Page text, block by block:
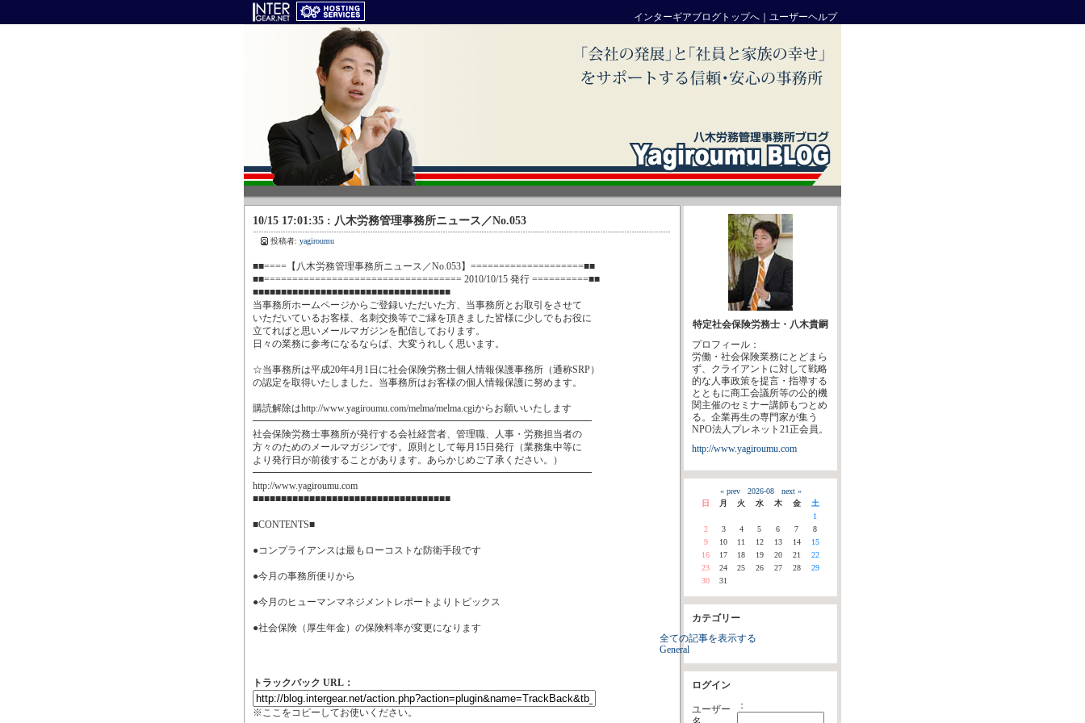
インターギアブログトップへ ユーザーヘルプ
10/15 17:01:35 : 八木労務管理事務所ニュース／No.053
投稿者: yagiroumu
■■====【八木労務管理事務所ニュース／No.053】====================■■
■■=================================== 2010/10/15 発行 ==========■■
■■■■■■■■■■■■■■■■■■■■■■■■■■■■■■■■■■■
当事務所ホームページからご登録いただいた方、当事務所とお取引をさせて
いただいているお客様、名刺交換等でご縁を頂きました皆様に少しでもお役に
立てればと思いメールマガジンを配信しております。
日々の業務に参考になるならば、大変うれしく思います。
☆当事務所は平成20年4月1日に社会保険労務士個人情報保護事務所（通称SRP）
の認定を取得いたしました。当事務所はお客様の個人情報保護に努めます。
購読解除はhttp://www.yagiroumu.com/melma/melma.cgiからお願いいたします
━━━━━━━━━━━━━━━━━━━━━━━━━━━━━━━━━━━
社会保険労務士事務所が発行する会社経営者、管理職、人事・労務担当者の
方々のためのメールマガジンです。原則として毎月15日発行（業務集中等に
より発行日が前後することがあります。あらかじめご了承ください。）
━━━━━━━━━━━━━━━━━━━━━━━━━━━━━━━━━━━
http://www.yagiroumu.com
■■■■■■■■■■■■■■■■■■■■■■■■■■■■■■■■■■■
■CONTENTS■
●コンプライアンスは最もローコストな防衛手段です
●今月の事務所便りから
●今月のヒューマンマネジメントレポートよりトピックス
●社会保険（厚生年金）の保険料率が変更になります
トラックバック URL：
※ここをコピーしてお使いください。
特定社会保険労務士・八木貴嗣
プロフィール：
労働・社会保険業務にとどまら
ず、クライアントに対して戦略
的な人事政策を提言・指導する
とともに商工会議所等の公的機
関主催のセミナー講師もつとめ
る。企業再生の専門家が集う
NPO法人プレネット21正会員。
http://www.yagiroumu.com
« prev 2026-08
next »
日
月 火 水 木 金
土
1
2
3 4 5 6 7
8
9
10 11 12 13 14
15
16
17 18 19 20 21
22
23
24 25 26 27 28
29
30
31
カテゴリー
全ての記事を表示する
General
ログイン
ユーザー
：